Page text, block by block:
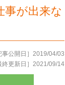
事が出来な
事公開日］2019/04/03
終更新日］2021/09/14